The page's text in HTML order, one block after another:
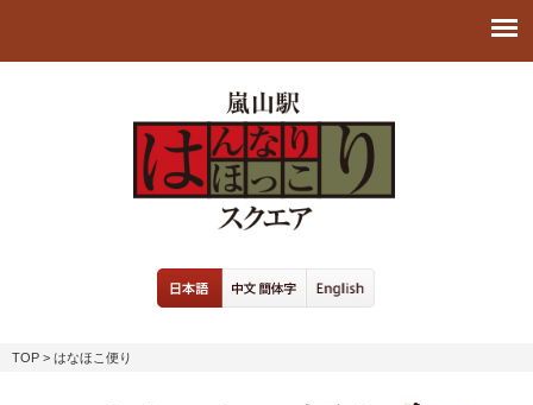
TOP > はなほこ便り